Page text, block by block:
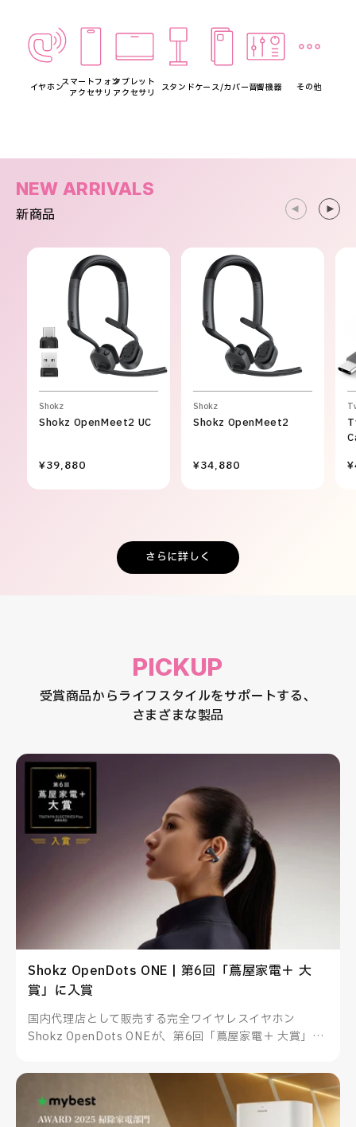
イヤホンスマートフォン
アクセサリ
タブレット
アクセサリ
スタンドケース/カバー音響機器 その他
NEW ARRIVALS
新商品
Shokz
Shokz OpenMeet2 UC
¥39,880
Shokz
Shokz OpenMeet2
¥34,880
さらに詳しく
PICKUP
受賞商品からライフスタイルをサポートする、
さまざまな製品
Shokz OpenDots ONE | 第6回「蔦屋家電＋ 大
賞」に入賞
国内代理店として販売する完全ワイヤレスイヤホン
Shokz OpenDots ONEが、第6回「蔦屋家電＋ 大賞」に